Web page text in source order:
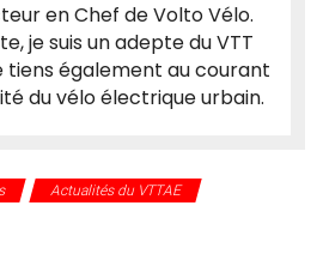
en Chef de Volto Vélo.
je suis un adepte du VTT
tiens également au courant
du vélo électrique urbain.
Actualités du VTTAE